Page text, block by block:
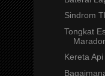
Sindrom
Tongkat
Kereta